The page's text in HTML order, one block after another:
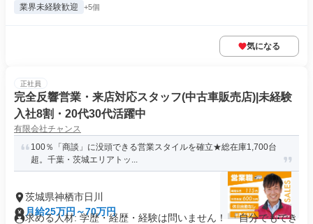
業界未経験歓迎 +5個
気になる
正社員
完全反響営業・来店対応スタッフ(中古車販売店)|未経験
入社8割・20代30代活躍中
有限会社チャンス
100％「商談」に没頭できる営業スタイルを確立★総在庫1,700台
超。千葉・茨城エリアトッ...
茨城県神栖市日川
月給25万円～70万円
求める人材: 学歴・経歴・経験は問いません！ 「自分でもでき